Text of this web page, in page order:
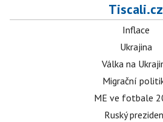
Tiscali.cz
Inflace
Ukrajina
Válka na
Migrační
ME ve fotbale
Ruský